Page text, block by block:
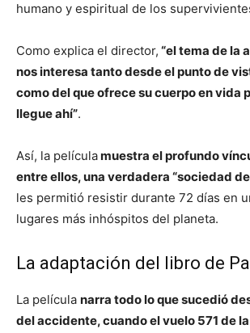
humano y espiritual de los
Como explica el director, “el tema de la
nos interesa tanto desde el punto de
como del que ofrece su cuerpo en vida
llegue ahí”.
Así, la películamuestra el profundo
entre ellos, una verdadera “sociedad
les permitió resistir durante 72 días en
lugares más inhóspitos del planeta.
La adaptación del libro de
La película narra todo lo que sucedió
del accidente, cuando el vuelo 571 de